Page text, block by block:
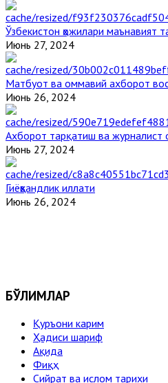
Ўзбекистон ҳожилари маънавият
Июнь 27, 2024
Матбуот ва оммавий ахборот
Июнь 26, 2024
Ахборот тарқатиш ва журналист
Июнь 27, 2024
Гиёҳвандлик иллати
Июнь 26, 2024
БЎЛИМЛАР
Қуръони карим
Ҳадиси шариф
Ақида
Фиқҳ
Сийрат ва ислом тарихи